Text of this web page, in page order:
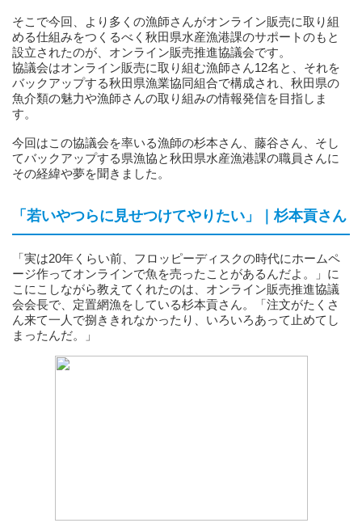
そこで今回、より多くの漁師さんがオンライン販売に取り組
める仕組みをつくるべく秋田県水産漁港課のサポートのもと
設立されたのが、オンライン販売推進協議会です。
協議会はオンライン販売に取り組む漁師さん12名と、それを
バックアップする秋田県漁業協同組合で構成され、秋田県の
魚介類の魅力や漁師さんの取り組みの情報発信を目指しま
す。
今回はこの協議会を率いる漁師の杉本さん、藤谷さん、そし
てバックアップする県漁協と秋田県水産漁港課の職員さんに
その経緯や夢を聞きました。
「若いやつらに見せつけてやりたい」｜杉本貢さん
「実は20年くらい前、フロッピーディスクの時代にホームペ
ージ作ってオンラインで魚を売ったことがあるんだよ。」に
こにこしながら教えてくれたのは、オンライン販売推進協議
会会長で、定置網漁をしている杉本貢さん。「注文がたくさ
ん来て一人で捌ききれなかったり、いろいろあって止めてし
まったんだ。」